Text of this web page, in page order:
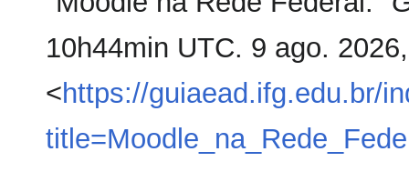
10h44min UTC. 9 ago.
<https://guiaead.ifg.edu.br/